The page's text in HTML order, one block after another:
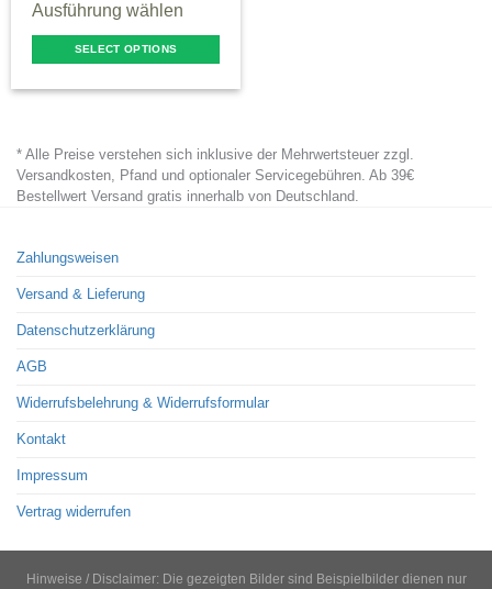
Ausführung wählen
SELECT OPTIONS
multiple
variants.
may
be
chosen
product
page
* Alle Preise verstehen sich inklusive der Mehrwertsteuer zzgl.
Versandkosten, Pfand und optionaler Servicegebühren. Ab 39€
Bestellwert Versand gratis innerhalb von Deutschland.
Zahlungsweisen
Versand & Lieferung
Datenschutzerklärung
AGB
Widerrufsbelehrung & Widerrufsformular
Kontakt
Impressum
Vertrag widerrufen
Hinweise / Disclaimer: Die gezeigten Bilder sind Beispielbilder dienen nur